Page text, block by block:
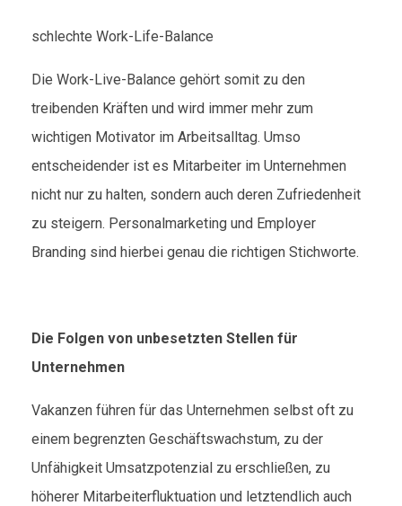
schlechte Work-Life-Balance
Die Work-Live-Balance gehört somit zu den
treibenden Kräften und wird immer mehr zum
wichtigen Motivator im Arbeitsalltag. Umso
entscheidender ist es Mitarbeiter im Unternehmen
nicht nur zu halten, sondern auch deren Zufriedenheit
zu steigern. Personalmarketing und Employer
Branding sind hierbei genau die richtigen Stichworte.
Die Folgen von unbesetzten Stellen für
Unternehmen
Vakanzen führen für das Unternehmen selbst oft zu
einem begrenzten Geschäftswachstum, zu der
Unfähigkeit Umsatzpotenzial zu erschließen, zu
höherer Mitarbeiterfluktuation und letztendlich auch